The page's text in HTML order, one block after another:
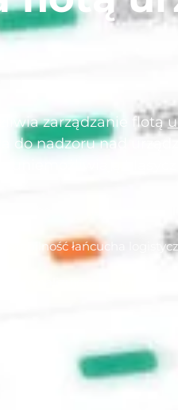
zarządzanie flotą
do nadzoru nad
uniemożliwiają
stabilność łańcucha
dostarczanie